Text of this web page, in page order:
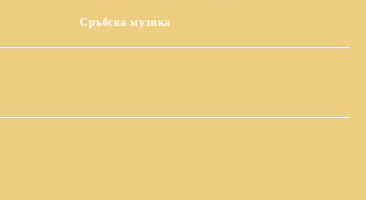
Сръбска музика